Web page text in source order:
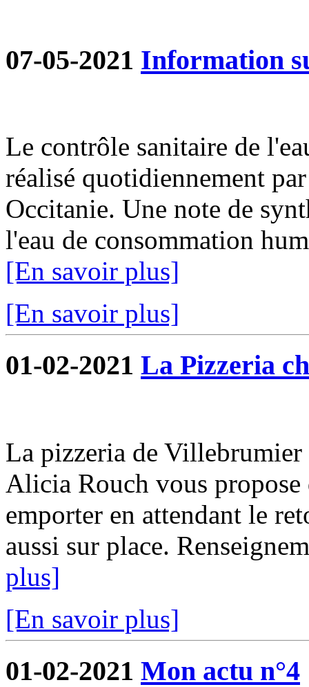
07-05-2021 Information
Le contrôle sanitaire de
réalisé quotidiennement
Occitanie. Une note de
l'eau de consommation
[En savoir plus]
[En savoir plus]
01-02-2021 La Pizzeria
La pizzeria de
Alicia Rouch vous propose
emporter en attendant le
aussi sur place.
plus]
[En savoir plus]
01-02-2021 Mon actu n°4